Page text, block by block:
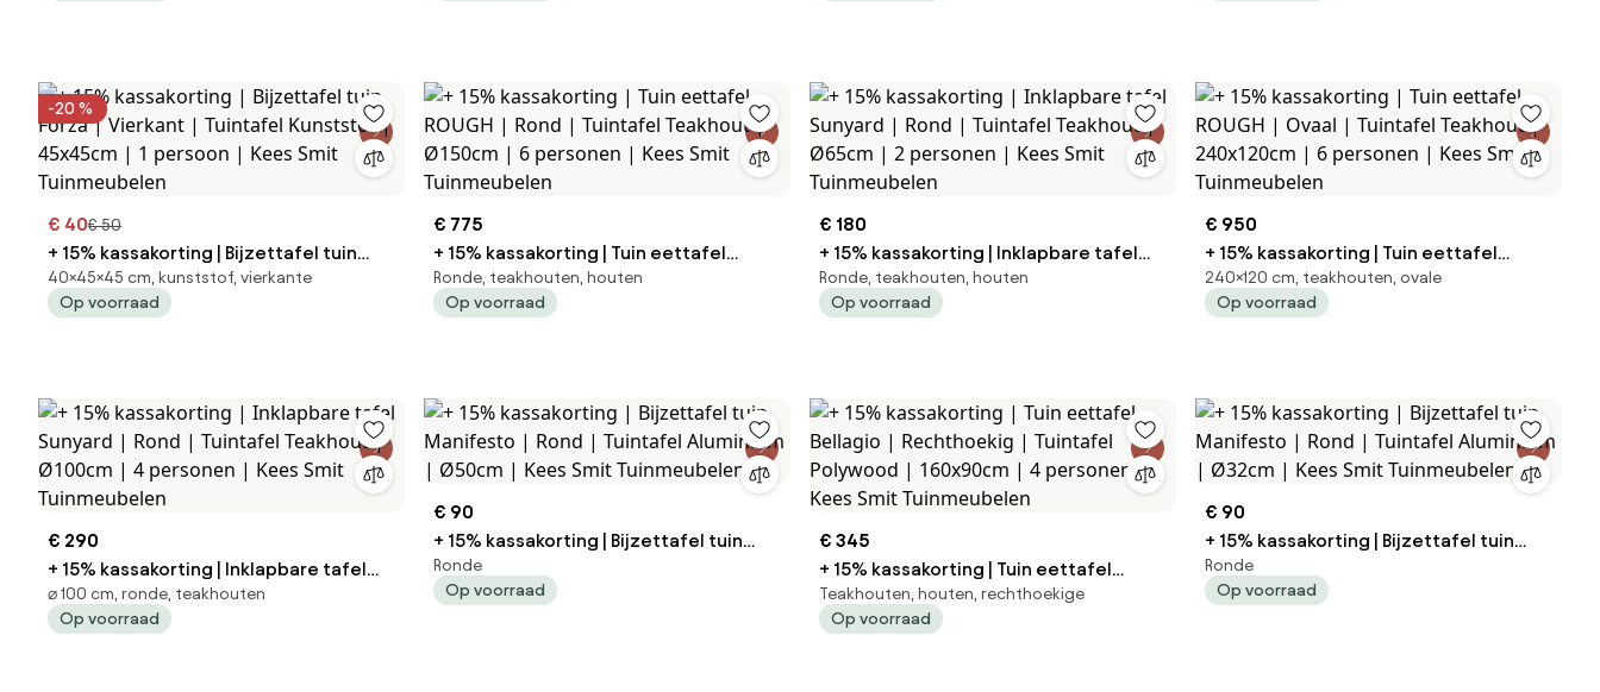
-20 %
€ 40€ 50
+ 15% kassakorting | Bijzettafel tuin
Forza | Vierkant | Tuintafel Kunststof |
45x45cm | 1 persoon | Kees Smit
40×45×45 cm, kunststof, vierkante
Op voorraad
€ 775
+ 15% kassakorting | Tuin eettafel
ROUGH | Rond | Tuintafel Teakhout |
Ø150cm | 6 personen | Kees Smit
Ronde, teakhouten, houten
Op voorraad
€ 180
+ 15% kassakorting | Inklapbare tafel
Sunyard | Rond | Tuintafel Teakhout |
Ø65cm | 2 personen | Kees Smit
Ronde, teakhouten, houten
Op voorraad
€ 950
+ 15% kassakorting | Tuin eettafel
ROUGH | Ovaal | Tuintafel Teakhout |
240x120cm | 6 personen | Kees Smit
240×120 cm, teakhouten, ovale
Op voorraad
€ 290
+ 15% kassakorting | Inklapbare tafel
Sunyard | Rond | Tuintafel Teakhout |
Ø100cm | 4 personen | Kees Smit
⌀ 100 cm, ronde, teakhouten
Op voorraad
€ 90
+ 15% kassakorting | Bijzettafel tuin
Manifesto | Rond | Tuintafel Aluminium |
Ø50cm | Kees Smit Tuinmeubelen
Ronde
Op voorraad
€ 345
+ 15% kassakorting | Tuin eettafel
Bellagio | Rechthoekig | Tuintafel
Polywood | 160x90cm | 4 personen |
Teakhouten, houten, rechthoekige
Op voorraad
€ 90
+ 15% kassakorting | Bijzettafel tuin
Manifesto | Rond | Tuintafel Aluminium |
Ø32cm | Kees Smit Tuinmeubelen
Ronde
Op voorraad